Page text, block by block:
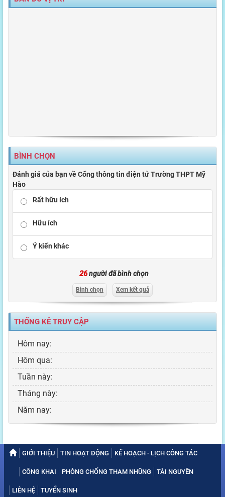
BÌNH CHỌN
Đánh giá của bạn về Cổng thông tin điện tử Trường THPT Mỹ
Hào
Rất hữu ích
Hữu ích
Ý kiến khác
26người đã bình chọn
Bình chọn Xem kết quả
THỐNG KÊ TRUY CẬP
Hôm nay:
Hôm qua:
Tuần này:
Tháng này:
Năm nay:
GIỚI THIỆU TIN HOẠT ĐỘNG KẾ HOẠCH - LỊCH CÔNG TÁC
CÔNG KHAI PHÒNG CHỐNG THAM NHŨNG TÀI NGUYÊN
LIÊN HỆ TUYỂN SINH